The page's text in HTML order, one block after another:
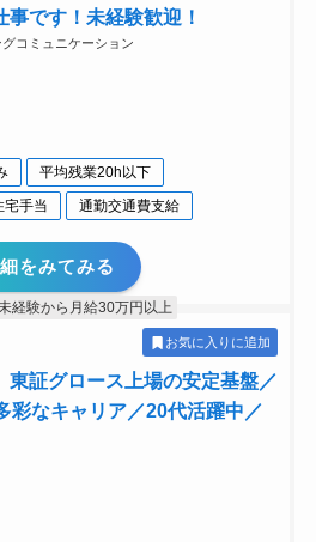
です！未経験歓迎！
コミュニケーション
平均残業20h以下
宅手当 通勤交通費支給
をみてみる
経験から月給30万円以上
お気に入りに追加
東証グロース上場の安定基盤／
なキャリア／20代活躍中／